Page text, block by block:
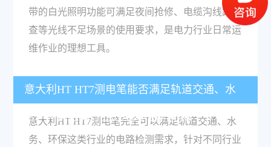
带的白光照明功能可满足夜间抢修、电缆沟线路排
查等光线不足场景的使用要求，是电力行业日常运
维作业的理想工具。
意大利HT HT7测电笔能否满足轨道交通、水
务、环保这类行业的电路检测需求？
意大利HT HT7测电笔完全可以满足轨道交通、水
务、环保这类行业的电路检测需求，针对不同行业